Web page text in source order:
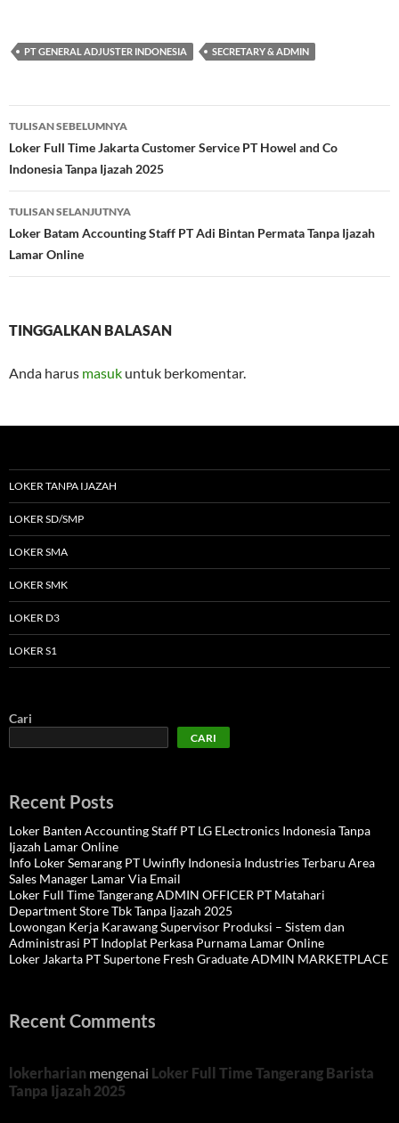
PT GENERAL ADJUSTER INDONESIA SECRETARY & ADMIN
Navigasi
Tulisan
TULISAN SEBELUMNYA
Loker Full Time Jakarta Customer Service PT Howel and Co
Indonesia Tanpa Ijazah 2025
TULISAN SELANJUTNYA
Loker Batam Accounting Staff PT Adi Bintan Permata Tanpa Ijazah
Lamar Online
TINGGALKAN BALASAN
Anda harus masuk untuk berkomentar.
LOKER TANPA IJAZAH
LOKER SD/SMP
LOKER SMA
LOKER SMK
LOKER D3
LOKER S1
Cari
CARI
Recent Posts
Loker Banten Accounting Staff PT LG ELectronics Indonesia Tanpa
Ijazah Lamar Online
Info Loker Semarang PT Uwinfly Indonesia Industries Terbaru Area
Sales Manager Lamar Via Email
Loker Full Time Tangerang ADMIN OFFICER PT Matahari
Department Store Tbk Tanpa Ijazah 2025
Lowongan Kerja Karawang Supervisor Produksi – Sistem dan
Administrasi PT Indoplat Perkasa Purnama Lamar Online
Loker Jakarta PT Supertone Fresh Graduate ADMIN MARKETPLACE
Recent Comments
lokerharian mengenai Loker Full Time Tangerang Barista
Tanpa Ijazah 2025